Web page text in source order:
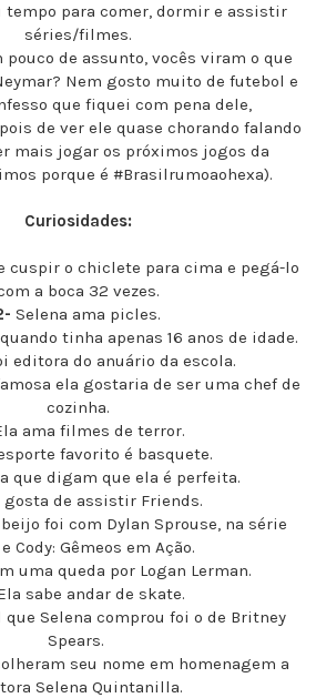
tempo para comer, dormir e assistir
séries/filmes.
pouco de assunto, vocês viram o que
Nem gosto muito de futebol e
que fiquei com pena dele,
de ver ele quase chorando falando
mais jogar os próximos jogos da
porque é #Brasilrumoaohexa).
Curiosidades:
cuspir o chiclete para cima e pegá-lo
a boca 32 vezes.
Selena ama picles.
tinha apenas 16 anos de idade.
editora do anuário da escola.
ela gostaria de ser uma chef de
cozinha.
ama filmes de terror.
favorito é basquete.
que digam que ela é perfeita.
gosta de assistir Friends.
foi com Dylan Sprouse, na série
Cody: Gêmeos em Ação.
uma queda por Logan Lerman.
sabe andar de skate.
Selena comprou foi o de Britney
Spears.
seu nome em homenagem a
Selena Quintanilla.